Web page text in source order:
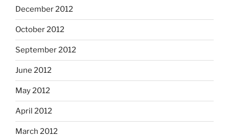
December 2012
October 2012
September 2012
June 2012
May 2012
April 2012
March 2012